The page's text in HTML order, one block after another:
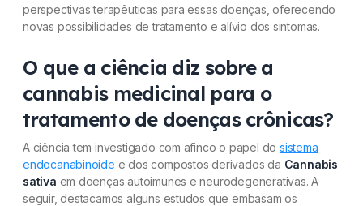
perspectivas terapêuticas para essas doenças, oferecendo
novas possibilidades de tratamento e alívio dos sintomas.
O que a ciência diz sobre a
cannabis medicinal para o
tratamento de doenças crônicas?
A ciência tem investigado com afinco o papel do sistema
endocanabinoide e dos compostos derivados da Cannabis
sativa em doenças autoimunes e neurodegenerativas. A
seguir, destacamos alguns estudos que embasam os